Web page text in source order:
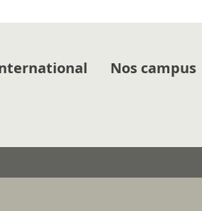
Nos campus